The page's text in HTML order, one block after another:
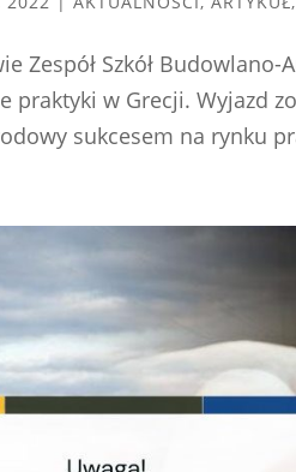
Zespół Szkół
praktyki w Grecji. Wyjazd
sukcesem na rynku